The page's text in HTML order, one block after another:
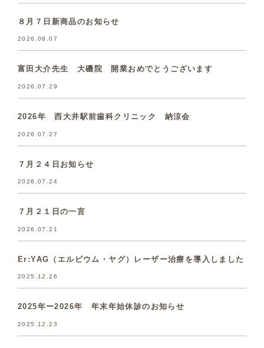
８月７日新商品のお知らせ
2026.08.07
富田大介先生 大磯院 開業おめでとうございます
2026.07.29
2026年 西大井駅前歯科クリニック 納涼会
2026.07.27
７月２４日お知らせ
2026.07.24
７月２１日の一言
2026.07.21
Er:YAG（エルビウム・ヤグ）レーザー治療を導入しました
2025.12.26
2025年ー2026年 年末年始休診のお知らせ
2025.12.23